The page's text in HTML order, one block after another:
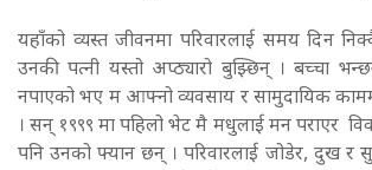
यहाँको व्यस्त जीवनमा परिवारलाई समय दिन
उनकी पत्नी यस्तो अप्ठ्यारो बुझ्छिन् । बच्चा
नपाएको भए म आफ्नो व्यवसाय र सामुदायिक
।सन् १९९९ मा पहिलो भेट मै मधुलाई मन पराएर
पनि उनको फ्यान छन् । परिवारलाई जोडेर, दुख र